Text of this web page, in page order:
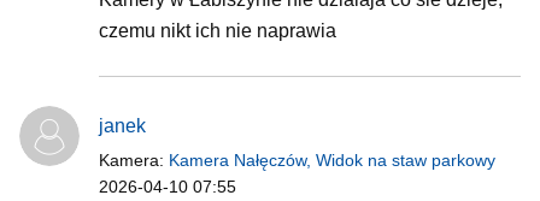
czemu nikt ich nie naprawia
janek
Kamera: Kamera Nałęczów, Widok na staw parkowy
2026-04-10 07:55